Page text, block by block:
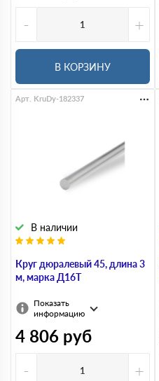
-
+
В КОРЗИНУ
Круг дюралевый 45, длина 3
м, марка Д16Т
В наличии
Арт. KruDy-182337
Показать
информацию
4 806 руб
-
+